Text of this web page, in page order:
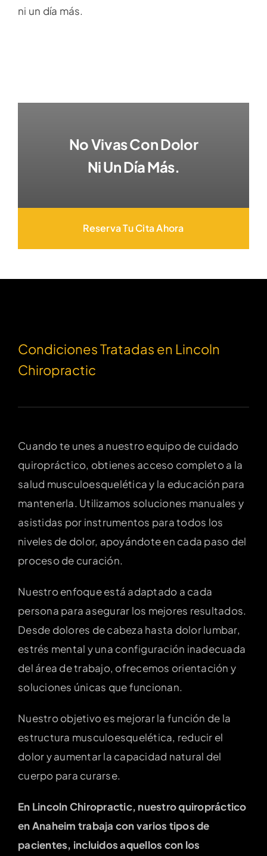
ni un día más.
No Vivas Con Dolor
Ni Un Día Más.
Reserva Tu Cita Ahora
Condiciones Tratadas en Lincoln
Chiropractic
Cuando te unes a nuestro equipo de cuidado
quiropráctico, obtienes acceso completo a la
salud musculoesquelética y la educación para
mantenerla. Utilizamos soluciones manuales y
asistidas por instrumentos para todos los
niveles de dolor, apoyándote en cada paso del
proceso de curación.
Nuestro enfoque está adaptado a cada
persona para asegurar los mejores resultados.
Desde dolores de cabeza hasta dolor lumbar,
estrés mental y una configuración inadecuada
del área de trabajo, ofrecemos orientación y
soluciones únicas que funcionan.
Nuestro objetivo es mejorar la función de la
estructura musculoesquelética, reducir el
dolor y aumentar la capacidad natural del
cuerpo para curarse.
En Lincoln Chiropractic, nuestro quiropráctico
en Anaheim trabaja con varios tipos de
pacientes, incluidos aquellos con los